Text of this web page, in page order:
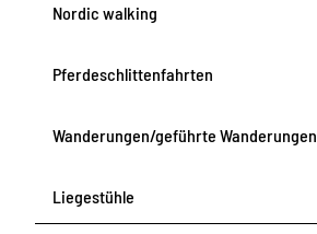
Nordic walking
Pferdeschlittenfahrten
Wanderungen/geführte Wanderungen
Liegestühle